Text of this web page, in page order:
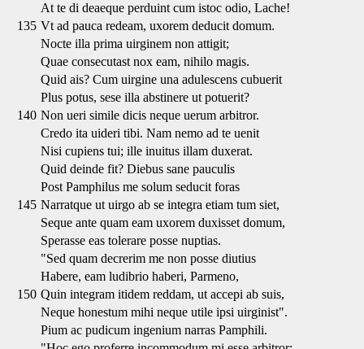
At te di deaeque perduint cum istoc odio, Lache!
135 Vt ad pauca redeam, uxorem deducit domum.
Nocte illa prima uirginem non attigit;
Quae consecutast nox eam, nihilo magis.
Quid ais? Cum uirgine una adulescens cubuerit
Plus potus, sese illa abstinere ut potuerit?
140 Non ueri simile dicis neque uerum arbitror.
Credo ita uideri tibi. Nam nemo ad te uenit
Nisi cupiens tui; ille inuitus illam duxerat.
Quid deinde fit? Diebus sane pauculis
Post Pamphilus me solum seducit foras
145 Narratque ut uirgo ab se integra etiam tum siet,
Seque ante quam eam uxorem duxisset domum,
Sperasse eas tolerare posse nuptias.
"Sed quam decrerim me non posse diutius
Habere, eam ludibrio haberi, Parmeno,
150 Quin integram itidem reddam, ut accepi ab suis,
Neque honestum mihi neque utile ipsi uirginist".
Pium ac pudicum ingenium narras Pamphili.